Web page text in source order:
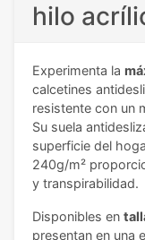
hilo
Experimenta la
calcetines
resistente con un
Su suela
superficie del
240g/m²
y transpirabilidad.
Disponibles en
presentan en una